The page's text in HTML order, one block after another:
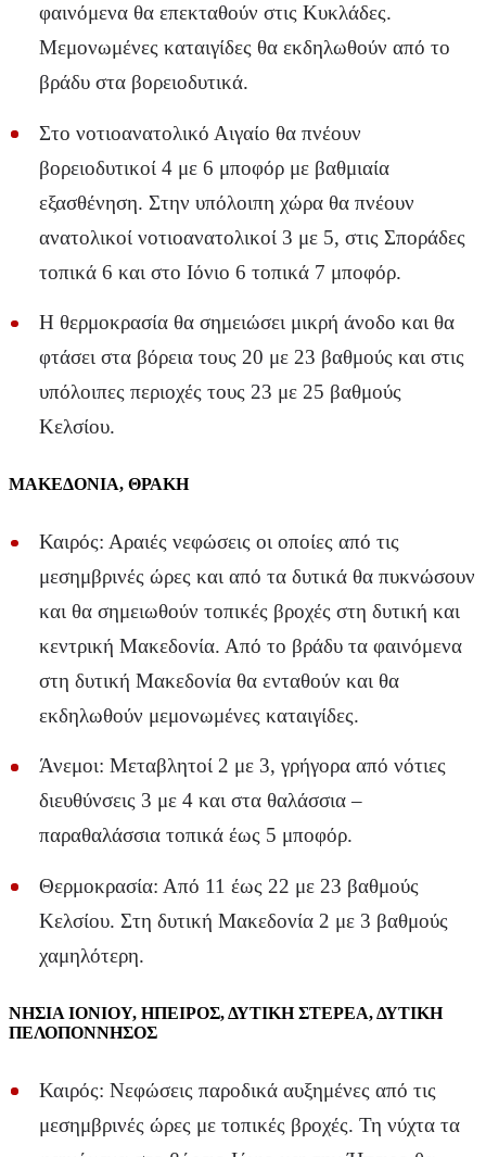
φαινόμενα θα επεκταθούν στις Κυκλάδες.
Μεμονωμένες καταιγίδες θα εκδηλωθούν από το
βράδυ στα βορειοδυτικά.
Στο νοτιοανατολικό Αιγαίο θα πνέουν
βορειοδυτικοί 4 με 6 μποφόρ με βαθμιαία
εξασθένηση. Στην υπόλοιπη χώρα θα πνέουν
ανατολικοί νοτιοανατολικοί 3 με 5, στις Σποράδες
τοπικά 6 και στο Ιόνιο 6 τοπικά 7 μποφόρ.
Η θερμοκρασία θα σημειώσει μικρή άνοδο και θα
φτάσει στα βόρεια τους 20 με 23 βαθμούς και στις
υπόλοιπες περιοχές τους 23 με 25 βαθμούς
Κελσίου.
ΜΑΚΕΔΟΝΙΑ, ΘΡΑΚΗ
Καιρός: Αραιές νεφώσεις οι οποίες από τις
μεσημβρινές ώρες και από τα δυτικά θα πυκνώσουν
και θα σημειωθούν τοπικές βροχές στη δυτική και
κεντρική Μακεδονία. Από το βράδυ τα φαινόμενα
στη δυτική Μακεδονία θα ενταθούν και θα
εκδηλωθούν μεμονωμένες καταιγίδες.
Άνεμοι: Μεταβλητοί 2 με 3, γρήγορα από νότιες
διευθύνσεις 3 με 4 και στα θαλάσσια –
παραθαλάσσια τοπικά έως 5 μποφόρ.
Θερμοκρασία: Από 11 έως 22 με 23 βαθμούς
Κελσίου. Στη δυτική Μακεδονία 2 με 3 βαθμούς
χαμηλότερη.
ΝΗΣΙΑ ΙΟΝΙΟΥ, ΗΠΕΙΡΟΣ, ΔΥΤΙΚΗ ΣΤΕΡΕΑ, ΔΥΤΙΚΗ
ΠΕΛΟΠΟΝΝΗΣΟΣ
Καιρός: Νεφώσεις παροδικά αυξημένες από τις
μεσημβρινές ώρες με τοπικές βροχές. Τη νύχτα τα